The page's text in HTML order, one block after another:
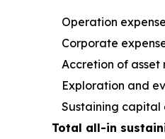
Operation
Corporate
Accretion of
Exploration and
Sustaining capital
Total all-in